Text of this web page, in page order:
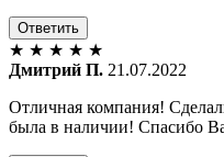
Ответить
★ ★ ★ ★ ★
Дмитрий П. 21.07.2022
Отличная компания!
была в наличии! Спасибо